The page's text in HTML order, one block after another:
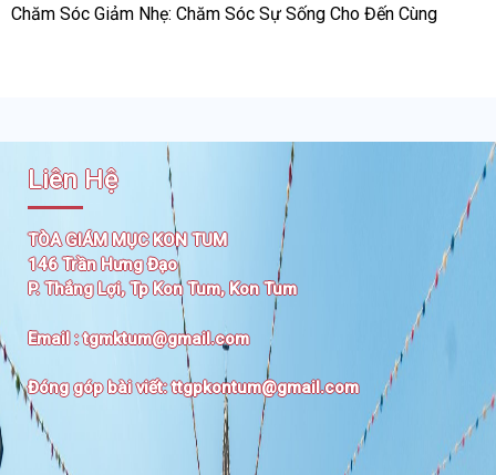
Chăm Sóc Giảm Nhẹ: Chăm Sóc Sự Sống Cho Đến Cùng
Liên Hệ
TÒA GIÁM MỤC KON TUM
146 Trần Hưng Đạo
P. Thắng Lợi, Tp Kon Tum, Kon Tum
Email :tgmktum@gmail.com
Đóng góp bài viết:ttgpkontum@gmail.com